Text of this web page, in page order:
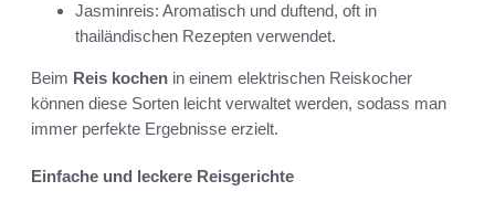
Jasminreis: Aromatisch und duftend, oft in
thailändischen Rezepten verwendet.
Beim Reis kochen in einem elektrischen Reiskocher
können diese Sorten leicht verwaltet werden, sodass man
immer perfekte Ergebnisse erzielt.
Einfache und leckere Reisgerichte